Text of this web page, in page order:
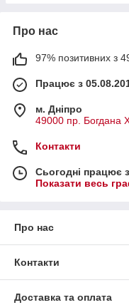
Про нас
97% позитивних з
Працює з
м. Дніпро
49000 пр. Богдана
Контакти
Сьогодні працює
Показати весь
Про нас
Контакти
Доставка та оплата